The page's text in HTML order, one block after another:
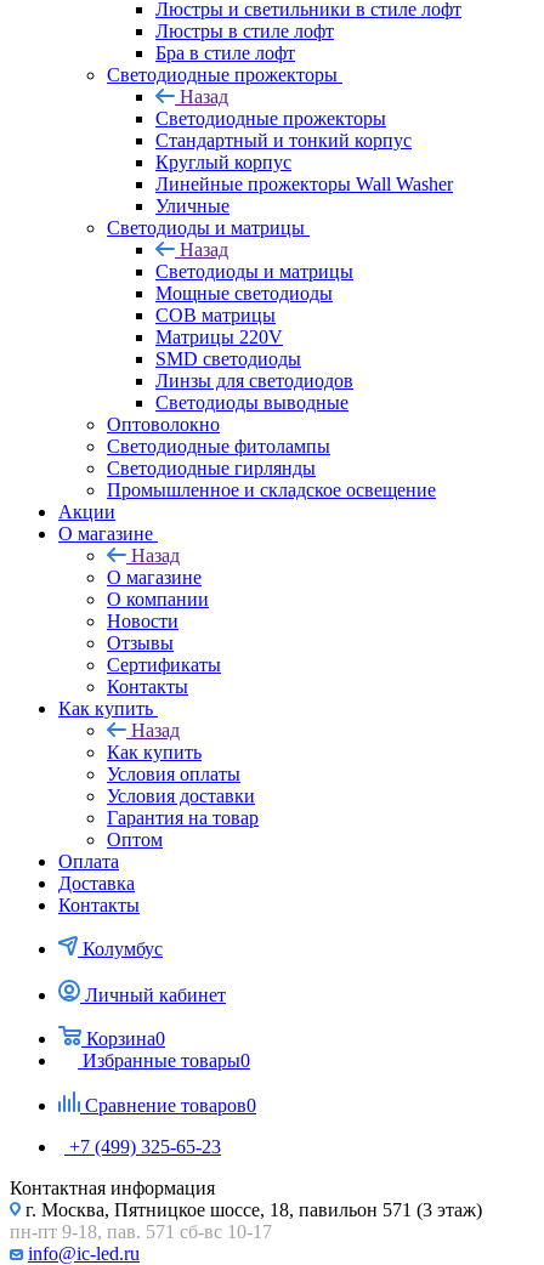
Люстры и светильники в стиле лофт
Люстры в стиле лофт
Бра в стиле лофт
Светодиодные прожекторы
Назад
Светодиодные прожекторы
Стандартный и тонкий корпус
Круглый корпус
Линейные прожекторы Wall Washer
Уличные
Светодиоды и матрицы
Назад
Светодиоды и матрицы
Мощные светодиоды
COB матрицы
Матрицы 220V
SMD светодиоды
Линзы для светодиодов
Светодиоды выводные
Оптоволокно
Светодиодные фитолампы
Светодиодные гирлянды
Промышленное и складское освещение
Акции
О магазине
Назад
О магазине
О компании
Новости
Отзывы
Сертификаты
Контакты
Как купить
Назад
Как купить
Условия оплаты
Условия доставки
Гарантия на товар
Оптом
Оплата
Доставка
Контакты
Колумбус
Личный кабинет
Корзина0
Избранные товары0
Сравнение товаров0
+7 (499) 325-65-23
Контактная информация
г. Москва, Пятницкое шоссе, 18, павильон 571 (3 этаж)
пн-пт 9-18, пав. 571 сб-вс 10-17
info@ic-led.ru